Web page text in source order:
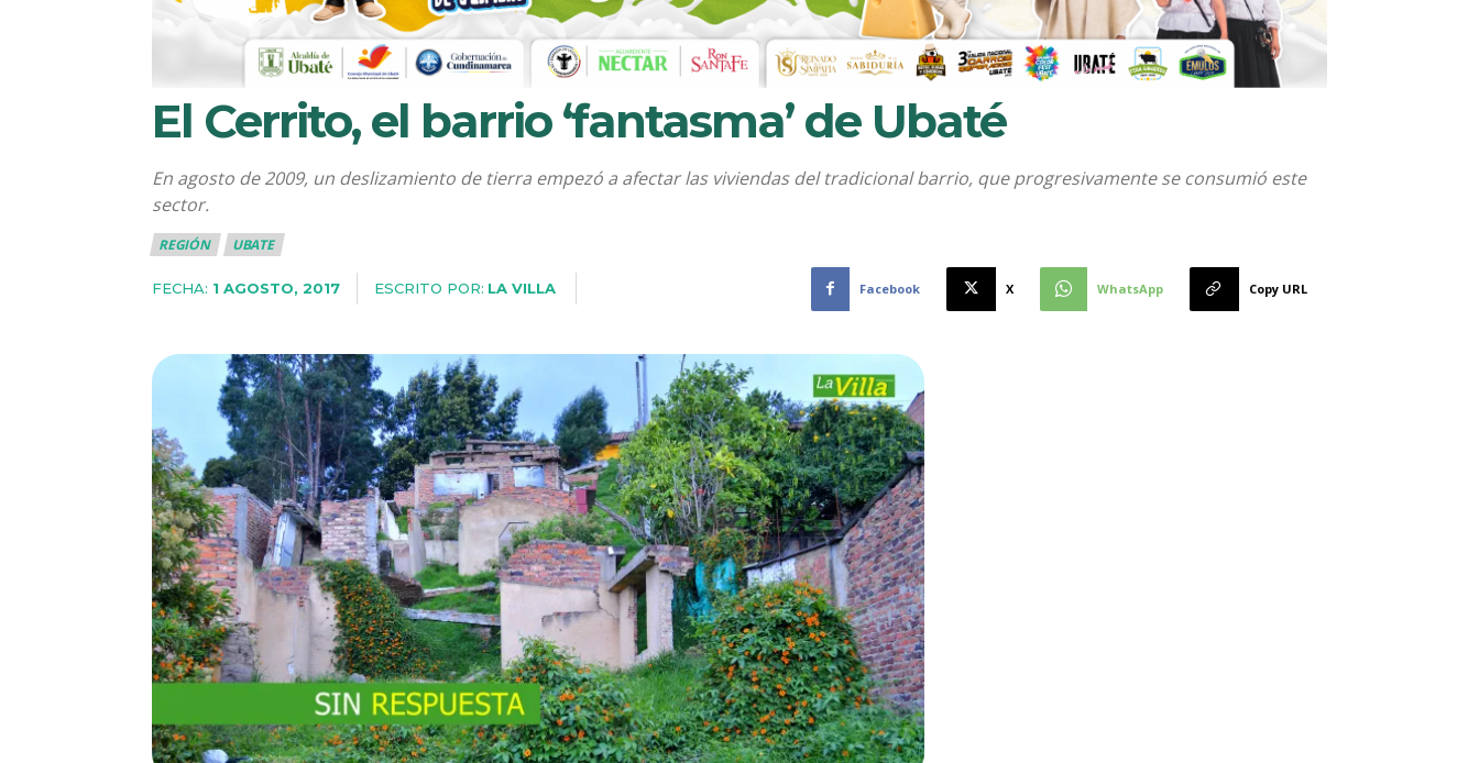
El Cerrito, el barrio ‘fantasma’ de Ubaté
En agosto de 2009, un deslizamiento de tierra empezó a afectar las viviendas del tradicional barrio, que progresivamente se consumió este
sector.
REGIÓN UBATE
FECHA: 1 AGOSTO, 2017 ESCRITO POR: LA VILLA Facebook X WhatsApp Copy URL